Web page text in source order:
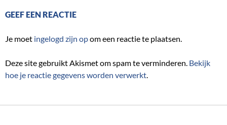
GEEF EEN REACTIE
Je moet ingelogd zijn opom een reactie te plaatsen.
Deze site gebruikt Akismet om spam te verminderen. Bekijk
hoe je reactie gegevens worden verwerkt.